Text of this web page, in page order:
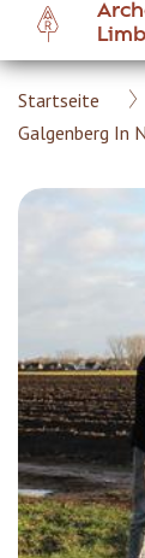
main
content
Startseite
Galgenberg In